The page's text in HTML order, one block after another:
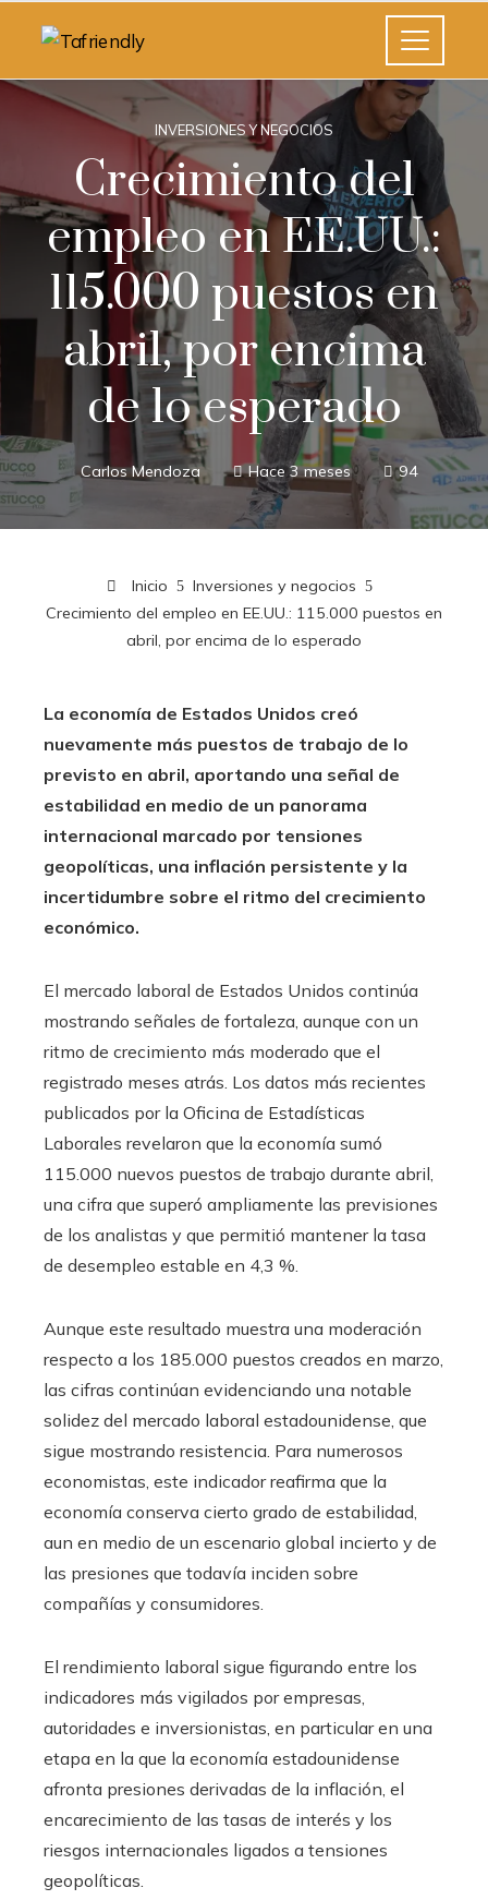
INVERSIONES Y NEGOCIOS
Crecimiento del
empleo en EE.UU.:
115.000 puestos en
abril, por encima
de lo esperado
Carlos Mendoza Hace 3 meses 94
Inicio
Inversiones y negocios
Crecimiento del empleo en EE.UU.: 115.000 puestos en
abril, por encima de lo esperado
La economía de Estados Unidos creó
nuevamente más puestos de trabajo de lo
previsto en abril, aportando una señal de
estabilidad en medio de un panorama
internacional marcado por tensiones
geopolíticas, una inflación persistente y la
incertidumbre sobre el ritmo del crecimiento
económico.
El mercado laboral de Estados Unidos continúa
mostrando señales de fortaleza, aunque con un
ritmo de crecimiento más moderado que el
registrado meses atrás. Los datos más recientes
publicados por la Oficina de Estadísticas
Laborales revelaron que la economía sumó
115.000 nuevos puestos de trabajo durante abril,
una cifra que superó ampliamente las previsiones
de los analistas y que permitió mantener la tasa
de desempleo estable en 4,3 %.
Aunque este resultado muestra una moderación
respecto a los 185.000 puestos creados en marzo,
las cifras continúan evidenciando una notable
solidez del mercado laboral estadounidense, que
sigue mostrando resistencia. Para numerosos
economistas, este indicador reafirma que la
economía conserva cierto grado de estabilidad,
aun en medio de un escenario global incierto y de
las presiones que todavía inciden sobre
compañías y consumidores.
El rendimiento laboral sigue figurando entre los
indicadores más vigilados por empresas,
autoridades e inversionistas, en particular en una
etapa en la que la economía estadounidense
afronta presiones derivadas de la inflación, el
encarecimiento de las tasas de interés y los
riesgos internacionales ligados a tensiones
geopolíticas.